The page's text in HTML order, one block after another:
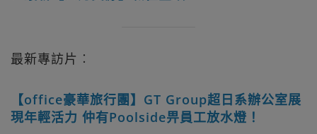
最新專訪片︰
【office豪華旅行團】GT Group超日系辦公室展
現年輕活力 仲有Poolside畀員工放水燈！